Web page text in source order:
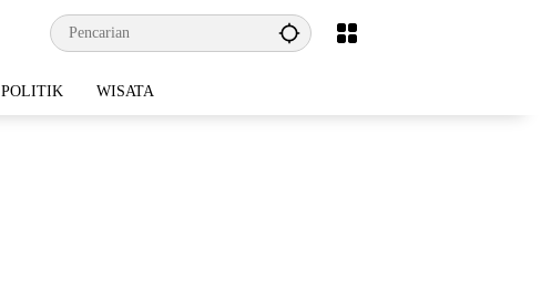
POLITIK WISATA